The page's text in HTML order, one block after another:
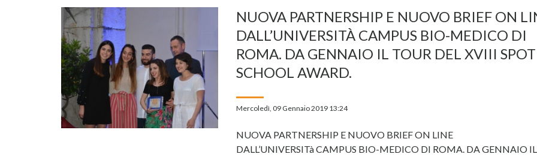
NUOVA PARTNERSHIP E NUOVO BRIEF ON
DALL’UNIVERSITÀ CAMPUS BIO-MEDICO DI
ROMA. DA GENNAIO IL TOUR DEL XVIII SPOT
SCHOOL AWARD.
Mercoledì, 09 Gennaio 2019 13:24
NUOVA PARTNERSHIP E NUOVO BRIEF ON LINE
DALL’UNIVERSITà CAMPUS BIO-MEDICO DI ROMA. DA GENNAIO